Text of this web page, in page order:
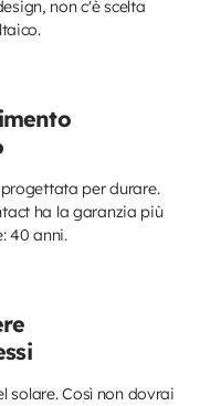
non c'è scelta
per durare.
ha la garanzia più
40 anni.
solare. Così non dovrai